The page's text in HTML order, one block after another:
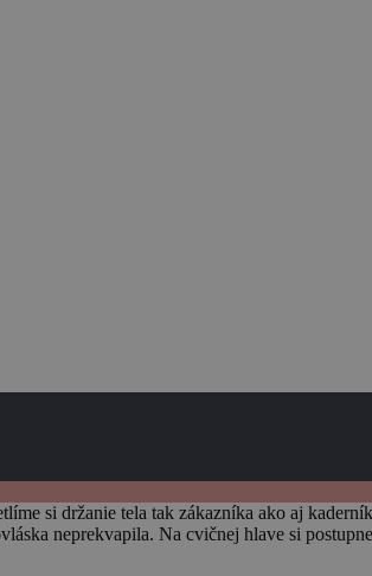
si držanie tela tak zákazníka ako aj
neprekvapila. Na cvičnej hlave si